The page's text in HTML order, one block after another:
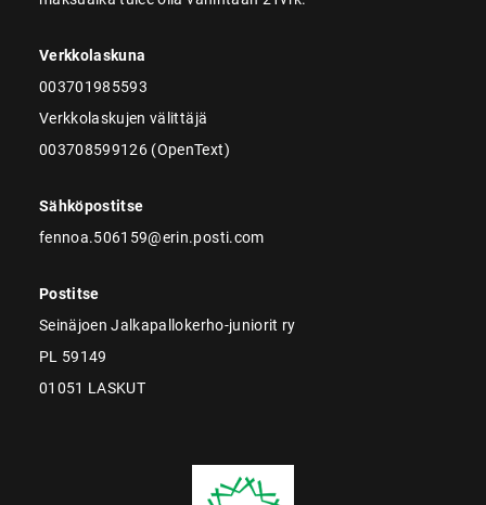
Verkkolaskuna
003701985593
Verkkolaskujen välittäjä
003708599126 (OpenText)
Sähköpostitse
fennoa.506159@erin.posti.com
Postitse
Seinäjoen Jalkapallokerho-juniorit ry
PL 59149
01051 LASKUT